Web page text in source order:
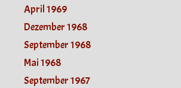
April 1969
Dezember 1968
September 1968
Mai 1968
September 1967